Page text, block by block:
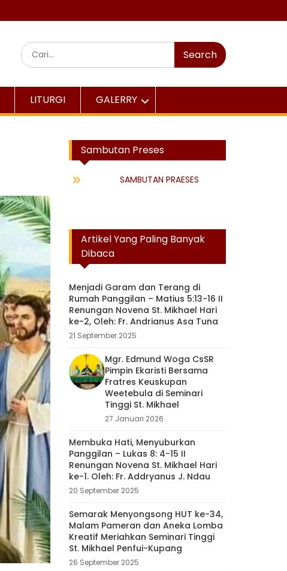
Search
for:
LITURGI GALERRY
Sambutan Preses
SAMBUTAN PRAESES
Artikel Yang Paling Banyak
Dibaca
Menjadi Garam dan Terang di
Rumah Panggilan – Matius 5:13-16 II
Renungan Novena St. Mikhael Hari
ke-2, Oleh: Fr. Andrianus Asa Tuna
21 September 2025
Mgr. Edmund Woga CsSR
Pimpin Ekaristi Bersama
Fratres Keuskupan
Weetebula di Seminari
Tinggi St. Mikhael
27 Januari 2026
Membuka Hati, Menyuburkan
Panggilan – Lukas 8: 4-15 II
Renungan Novena St. Mikhael Hari
ke-1. Oleh: Fr. Addryanus J. Ndau
20 September 2025
Semarak Menyongsong HUT ke-34,
Malam Pameran dan Aneka Lomba
Kreatif Meriahkan Seminari Tinggi
St. Mikhael Penfui-Kupang
26 September 2025